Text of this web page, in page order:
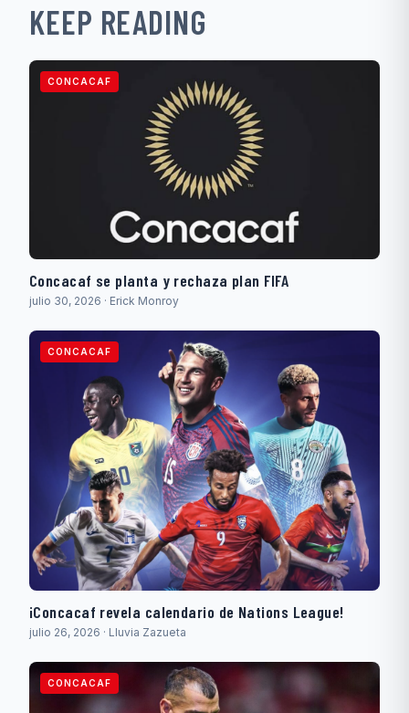
KEEP READING
CONCACAF
Concacaf se planta y rechaza plan FIFA
julio 30, 2026 · Erick Monroy
CONCACAF
¡Concacaf revela calendario de Nations League!
julio 26, 2026 · Lluvia Zazueta
CONCACAF